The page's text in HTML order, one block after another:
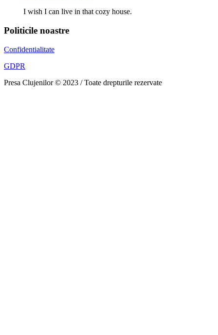
I wish I can live in that cozy house.
Politicile noastre
Confidentialitate
GDPR
Presa Clujenilor © 2023 / Toate drepturile rezervate